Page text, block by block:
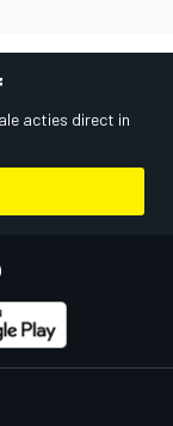
acties direct in